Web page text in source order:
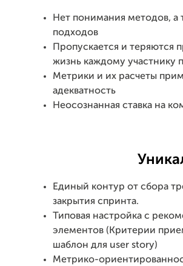
Нет понимания методов, а
подходов
Пропускается и теряются
жизнь каждому участнику
Метрики и их расчеты
адекватность
Неосознанная ставка на
Единый контур от сбора
закрытия спринта.
Типовая настройка с
элементов (Критерии
шаблон для user story)
Метрико-